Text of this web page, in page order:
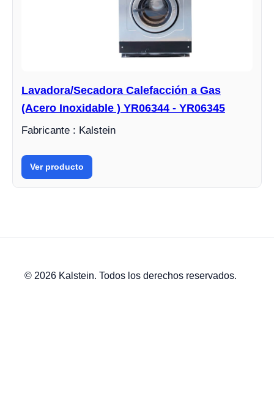
Lavadora/Secadora Calefacción a Gas
(Acero Inoxidable ) YR06344 - YR06345
Fabricante : Kalstein
Ver producto
© 2026 Kalstein. Todos los derechos reservados.